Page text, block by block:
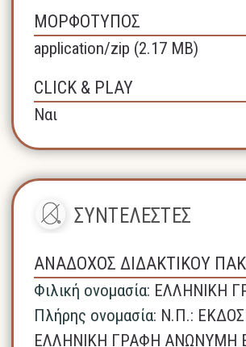
ΜΟΡΦΟΤΥΠΟΣ
application/zip (2.17 MB)
CLICK & PLAY
Ναι
ΣΥΝΤΕΛΕΣΤΕΣ
ΑΝΑΔΟΧΟΣ ΔΙΔΑΚΤΙΚΟΥ
Φιλική ονομασία: ΕΛΛΗΝΙΚΗ
Πλήρης ονομασία: N.Π.:
ΕΛΛΗΝΙΚΗ ΓΡΑΦΗ ΑΝΩΝΥΜΗ